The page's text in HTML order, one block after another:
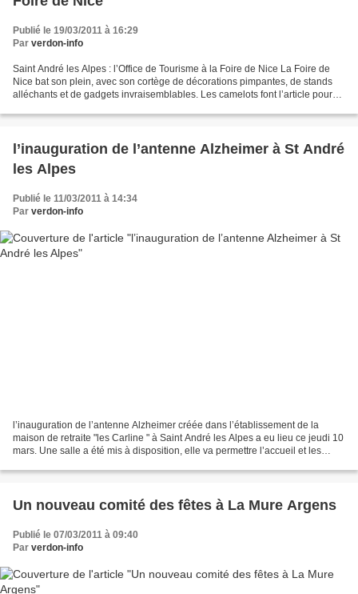
Publié le 19/03/2011 à 16:29
Par verdon-info
Saint André les Alpes : l’Office de Tourisme à la Foire de Nice La Foire de
Nice bat son plein, avec son cortège de décorations pimpantes, de stands
alléchants et de gadgets invraisemblables. Les camelots font l’article pour
l’inauguration de l’antenne Alzheimer à St André
les Alpes
Publié le 11/03/2011 à 14:34
Par verdon-info
l’inauguration de l’antenne Alzheimer créée dans l’établissement de la
maison de retraite "les Carline " à Saint André les Alpes a eu lieu ce jeudi 10
mars. Une salle a été mis à disposition, elle va permettre l’accueil et les
Un nouveau comité des fêtes à La Mure Argens
Publié le 07/03/2011 à 09:40
Par verdon-info